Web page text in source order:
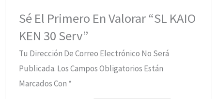
Sé El Primero En Valorar “SL KAIO
KEN 30 Serv”
Tu Dirección De Correo Electrónico No Será
Publicada. Los Campos Obligatorios Están
Marcados Con *